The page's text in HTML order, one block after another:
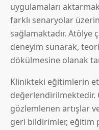
uygulamaları
farklı senaryolar
sağlamaktadır. Atölye
deneyim sunarak,
dökülmesine olanak
Klinikteki eğitimlerin
değerlendirilmektedir.
gözlemlenen artışlar
geri bildirimler, eğitim